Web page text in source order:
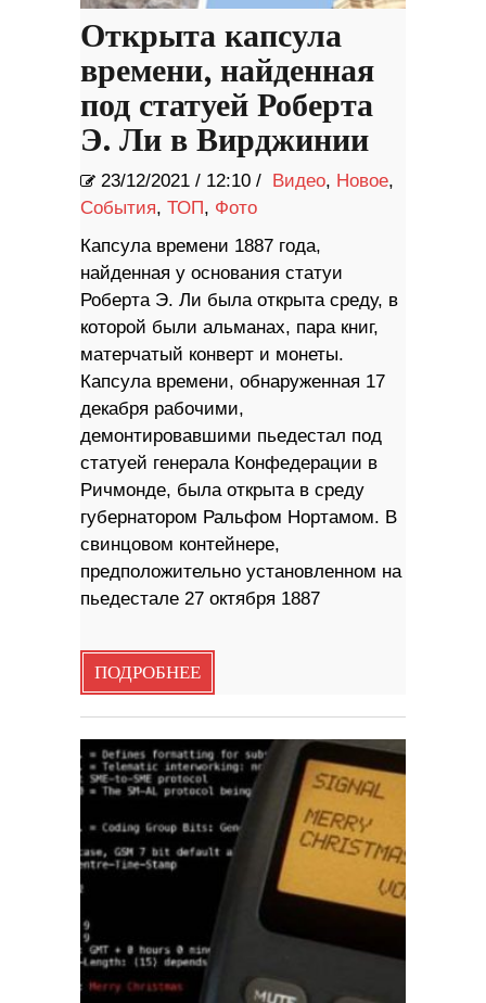
Открыта капсула
времени, найденная
под статуей Роберта
Э. Ли в Вирджинии
23/12/2021 / 12:10 / Видео, Новое,
События, ТОП, Фото
Капсула времени 1887 года,
найденная у основания статуи
Роберта Э. Ли была открыта среду, в
которой были альманах, пара книг,
матерчатый конверт и монеты.
Капсула времени, обнаруженная 17
декабря рабочими,
демонтировавшими пьедестал под
статуей генерала Конфедерации в
Ричмонде, была открыта в среду
губернатором Ральфом Нортамом. В
свинцовом контейнере,
предположительно установленном на
пьедестале 27 октября 1887
ПОДРОБНЕЕ